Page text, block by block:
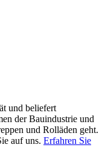
und beliefert
der Bauindustrie und
und Rolläden geht.
auf uns. Erfahren Sie